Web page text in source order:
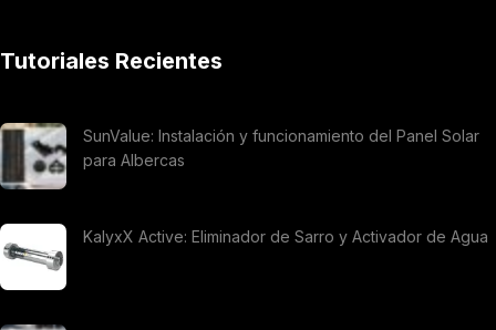
Tutoriales Recientes
SunValue: Instalación y funcionamiento del Panel Solar
para Albercas
KalyxX Active: Eliminador de Sarro y Activador de Agua